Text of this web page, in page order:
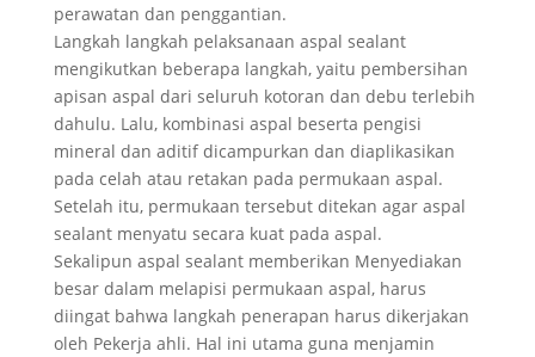
perawatan dan penggantian.
Langkah langkah pelaksanaan aspal sealant
mengikutkan beberapa langkah, yaitu pembersihan
apisan aspal dari seluruh kotoran dan debu terlebih
dahulu. Lalu, kombinasi aspal beserta pengisi
mineral dan aditif dicampurkan dan diaplikasikan
pada celah atau retakan pada permukaan aspal.
Setelah itu, permukaan tersebut ditekan agar aspal
sealant menyatu secara kuat pada aspal.
Sekalipun aspal sealant memberikan Menyediakan
besar dalam melapisi permukaan aspal, harus
diingat bahwa langkah penerapan harus dikerjakan
oleh Pekerja ahli. Hal ini utama guna menjamin